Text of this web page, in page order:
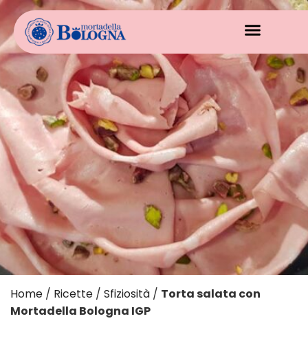
Home / Ricette / Sfiziosità / Torta salata con
Mortadella Bologna IGP